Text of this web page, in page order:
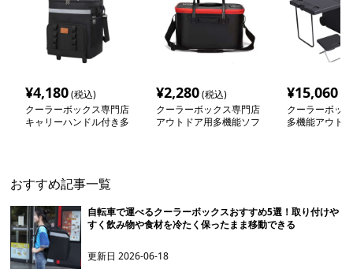
¥4,180(税込)
クーラーボックス専門店
キャリーハンドル付き多
¥2,280(税込)
クーラーボックス専門店
アウトドア用多機能ソフ
¥15,060
クーラーボッ
多機能アウト
おすすめ記事一覧
自転車で運べるクーラーボックスおすすめ5選！取り付けや
すく飲み物や食材を冷たく保ったまま移動できる
更新日2026-06-18